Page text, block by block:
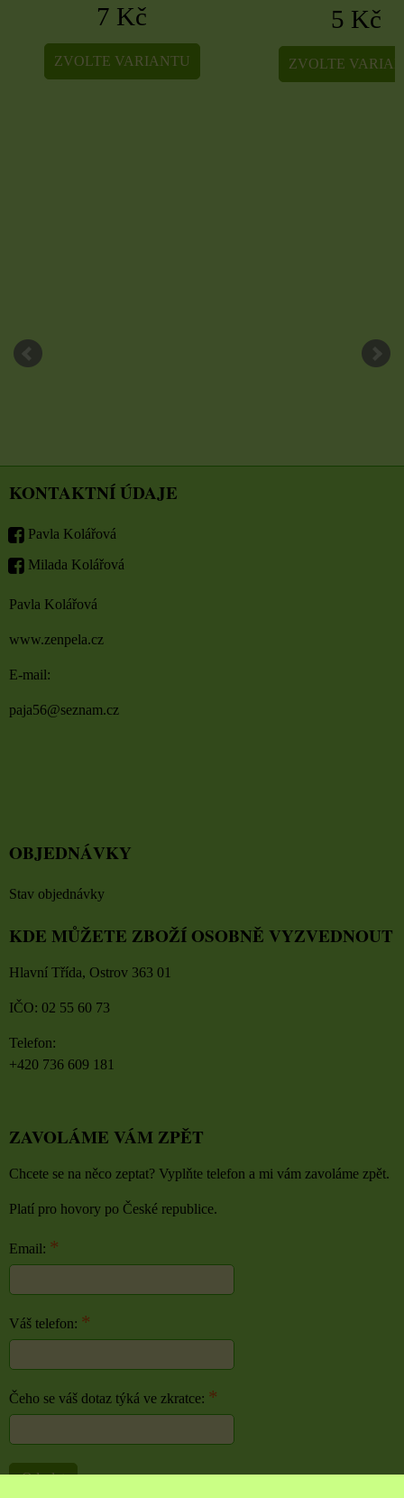
7 Kč
ZVOLTE VARIANTU
5 Kč
ZVOLTE
KONTAKTNÍ ÚDAJE
Pavla Kolářová
Milada Kolářová
Pavla Kolářová
www.zenpela.cz
E-mail:
paja56@seznam.cz
OBJEDNÁVKY
Stav objednávky
KDE MŮŽETE ZBOŽÍ OSOBNĚ VYZVEDNOUT
Hlavní Třída, Ostrov 363 01
IČO: 02 55 60 73
Telefon:
+420 736 609 181
ZAVOLÁME VÁM ZPĚT
Chcete se na něco zeptat? Vyplňte telefon a mi vám zavoláme zpět.
Platí pro hovory po České republice.
Email: *
Váš telefon: *
Čeho se váš dotaz týká ve zkratce: *
Odeslat